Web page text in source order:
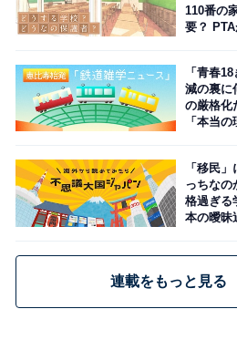
110番の
要？
「青春
減の裏に
の厳格化
「本当の
「移民
っちなの
格過ぎる
本の曖昧
連載をもっと見る